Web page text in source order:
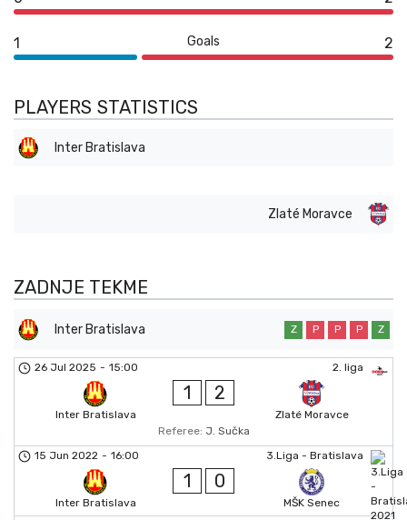
1 Goals 2
PLAYERS STATISTICS
Inter Bratislava
Zlaté Moravce
ZADNJE TEKME
Inter Bratislava Z P P P Z
2. liga
26 Jul 2025 - 15:00
Inter Bratislava
1 2
Zlaté Moravce
Referee: J. Sučka
3.Liga - Bratislava
15 Jun 2022 - 16:00
Inter Bratislava
1 0
MŠK Senec